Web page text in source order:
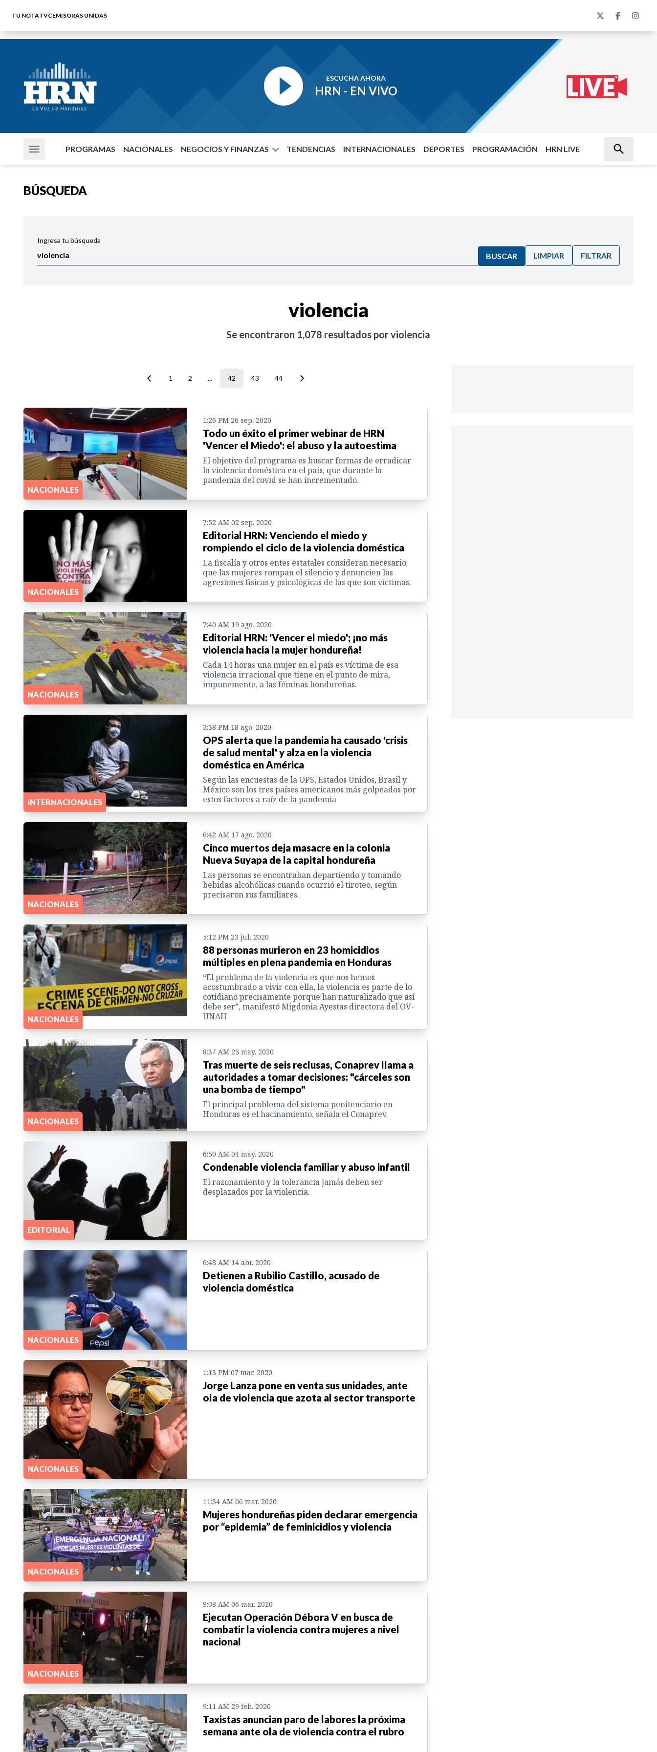
TU NOTATVCEMISORAS UNIDAS
ESCUCHA AHORA
HRN - EN VIVO
PROGRAMAS NACIONALES NEGOCIOS Y FINANZAS TENDENCIAS INTERNACIONALES DEPORTES PROGRAMACIÓN HRN LIVE
BÚSQUEDA
Ingresa tu búsqueda
BUSCAR LIMPIAR FILTRAR
violencia
Se encontraron 1,078 resultados porviolencia
1 2 ... 42 43 44
NACIONALES
1:26 PM 26 sep. 2020
Todo un éxito el primer webinar de HRN
'Vencer el Miedo': el abuso y la autoestima
El objetivo del programa es buscar formas de erradicar
la violencia doméstica en el país, que durante la
pandemia del covid se han incrementado.
NACIONALES
7:52 AM 02 sep. 2020
Editorial HRN: Venciendo el miedo y
rompiendo el ciclo de la violencia doméstica
La fiscalía y otros entes estatales consideran necesario
que las mujeres rompan el silencio y denuncien las
agresiones físicas y psicológicas de las que son víctimas.
NACIONALES
7:40 AM 19 ago. 2020
Editorial HRN: 'Vencer el miedo'; ¡no más
violencia hacia la mujer hondureña!
Cada 14 horas una mujer en el país es víctima de esa
violencia irracional que tiene en el punto de mira,
impunemente, a las féminas hondureñas.
INTERNACIONALES
3:38 PM 18 ago. 2020
OPS alerta que la pandemia ha causado 'crisis
de salud mental' y alza en la violencia
doméstica en América
Según las encuestas de la OPS, Estados Unidos, Brasil y
México son los tres países americanos más golpeados por
estos factores a raíz de la pandemia
NACIONALES
6:42 AM 17 ago. 2020
Cinco muertos deja masacre en la colonia
Nueva Suyapa de la capital hondureña
Las personas se encontraban departiendo y tomando
bebidas alcohólicas cuando ocurrió el tiroteo, según
precisaron sus familiares.
NACIONALES
5:12 PM 23 jul. 2020
88 personas murieron en 23 homicidios
múltiples en plena pandemia en Honduras
“El problema de la violencia es que nos hemos
acostumbrado a vivir con ella, la violencia es parte de lo
cotidiano precisamente porque han naturalizado que así
debe ser”, manifestó Migdonia Ayestas directora del OV-
UNAH
NACIONALES
8:37 AM 25 may. 2020
Tras muerte de seis reclusas, Conaprev llama a
autoridades a tomar decisiones: "cárceles son
una bomba de tiempo"
El principal problema del sistema penitenciario en
Honduras es el hacinamiento, señala el Conaprev.
EDITORIAL
6:50 AM 04 may. 2020
Condenable violencia familiar y abuso infantil
El razonamiento y la tolerancia jamás deben ser
desplazados por la violencia.
NACIONALES
6:48 AM 14 abr. 2020
Detienen a Rubilio Castillo, acusado de
violencia doméstica
NACIONALES
1:13 PM 07 mar. 2020
Jorge Lanza pone en venta sus unidades, ante
ola de violencia que azota al sector transporte
NACIONALES
11:34 AM 06 mar. 2020
Mujeres hondureñas piden declarar emergencia
por “epidemia” de feminicidios y violencia
NACIONALES
9:08 AM 06 mar. 2020
Ejecutan Operación Débora V en busca de
combatir la violencia contra mujeres a nivel
nacional
9:11 AM 29 feb. 2020
Taxistas anuncian paro de labores la próxima
semana ante ola de violencia contra el rubro